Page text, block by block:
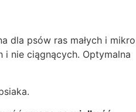
dla psów ras małych i mikro
nie ciągnących. Optymalna